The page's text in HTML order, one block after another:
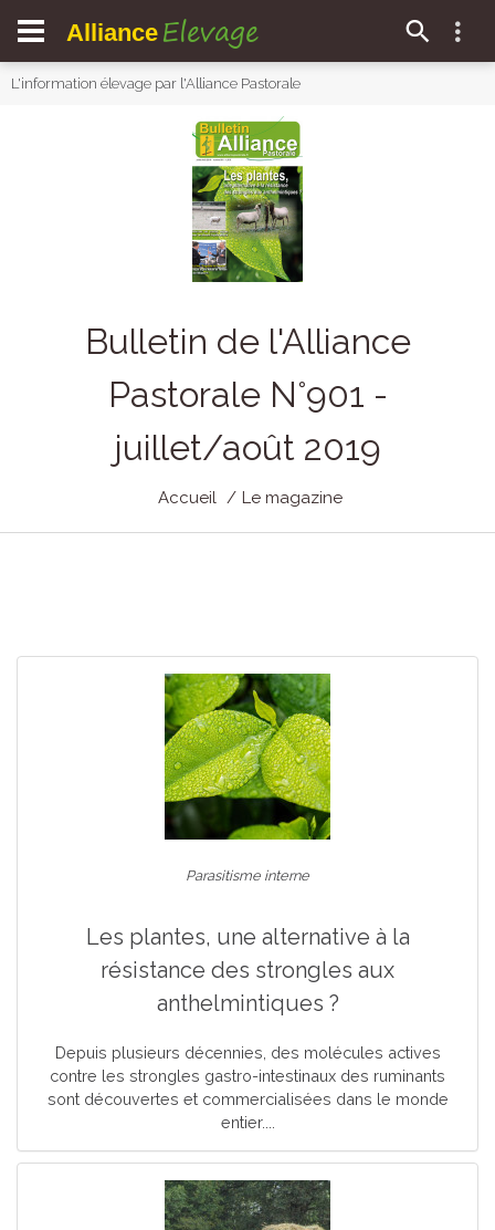
Alliance Elevage
L'information élevage par l'Alliance Pastorale
Bulletin de l'Alliance
Pastorale N°901 -
juillet/août 2019
Accueil Le magazine
Parasitisme interne
Les plantes, une alternative à la
résistance des strongles aux
anthelmintiques ?
Depuis plusieurs décennies, des molécules actives
contre les strongles gastro-intestinaux des ruminants
sont découvertes et commercialisées dans le monde
entier....